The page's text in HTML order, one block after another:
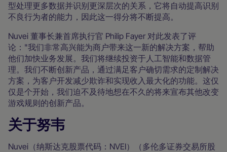
型处理更多数据并识别更深层次的关系，它将自动提高识别
不良行为者的能力，因此这一得分将不断提高。
Nuvei 董事长兼首席执行官 Philip Fayer 对此发表了评
论："我们非常高兴能为商户带来这一新的解决方案，帮助
他们加快业务发展。我们将继续投资于人工智能和数据管
理。我们不断创新产品，通过满足客户确切需求的定制解决
方案，为客户开发减少欺诈和实现收入最大化的功能。这仅
仅是个开始，我们迫不及待地想在不久的将来宣布其他改变
游戏规则的创新产品。
关于努韦
Nuvei（纳斯达克股票代码：NVEI）（多伦多证券交易所股